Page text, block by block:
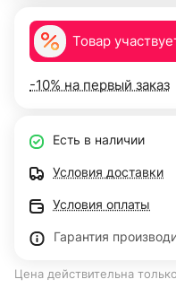
Товар
-10% на первый заказ
Есть в наличии
Условия доставки
Условия оплаты
Гарантия
Цена действительна